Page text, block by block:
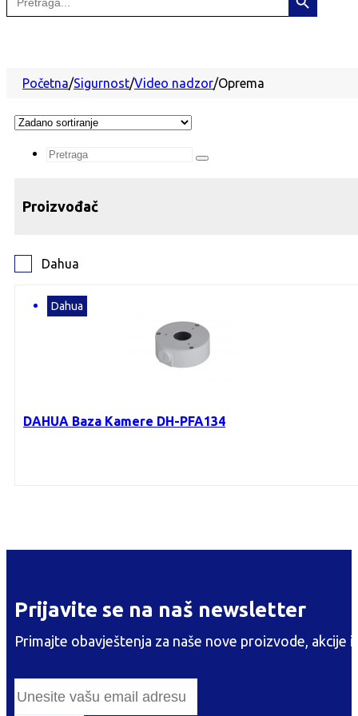
for:
Početna/Sigurnost/Video nadzor/Oprema
Search
Proizvođač
Dahua
DAHUA Baza Kamere DH-PFA134
Dahua
Prijavite se na naš newsletter
Primajte obavještenja za naše nove proizvode, akcije